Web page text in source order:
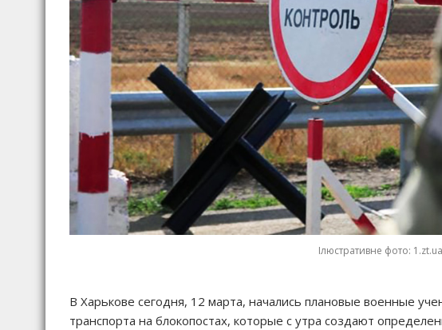
Ілюстративне фото: 1.zt.ua
В Харькове сегодня, 12 марта, начались плановые военные
транспорта на блокопостах, которые с утра создают